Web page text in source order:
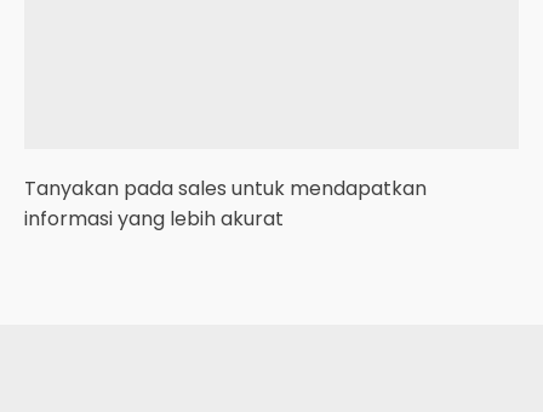
Tanyakan pada sales untuk mendapatkan
informasi yang lebih akurat